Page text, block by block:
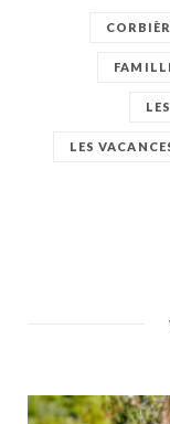
LES